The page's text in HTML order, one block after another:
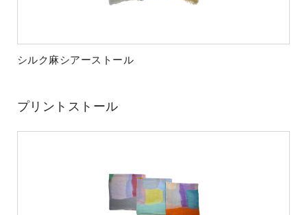
シルク麻シアーストール
プリントストール